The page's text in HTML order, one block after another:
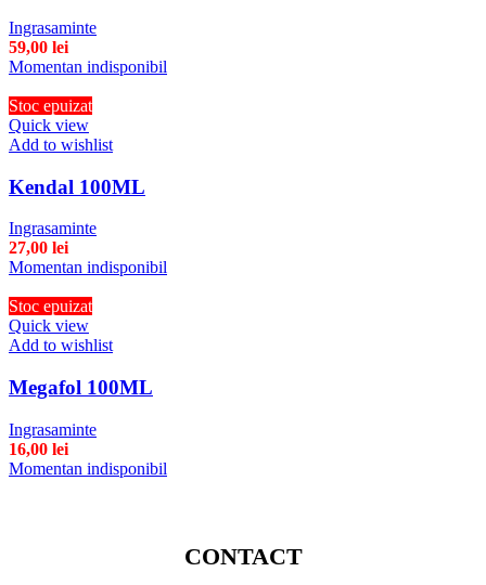
Ingrasaminte
59,00 lei
Momentan indisponibil
Stoc epuizat
Quick view
Add to wishlist
Kendal 100ML
Ingrasaminte
27,00 lei
Momentan indisponibil
Stoc epuizat
Quick view
Add to wishlist
Megafol 100ML
Ingrasaminte
16,00 lei
Momentan indisponibil
CONTACT